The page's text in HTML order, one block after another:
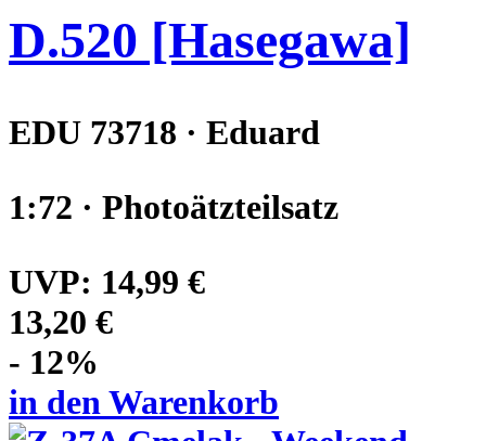
D.520 [Hasegawa]
EDU 73718 · Eduard
1:72 · Photoätzteilsatz
UVP: 14,99 €
13,20 €
- 12%
in den Warenkorb